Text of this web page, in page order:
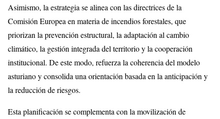
Asimismo, la estrategia se alinea con las directrices de la
Comisión Europea en materia de incendios forestales, que
priorizan la prevención estructural, la adaptación al cambio
climático, la gestión integrada del territorio y la cooperación
institucional. De este modo, refuerza la coherencia del modelo
asturiano y consolida una orientación basada en la anticipación y
la reducción de riesgos.
Esta planificación se complementa con la movilización de